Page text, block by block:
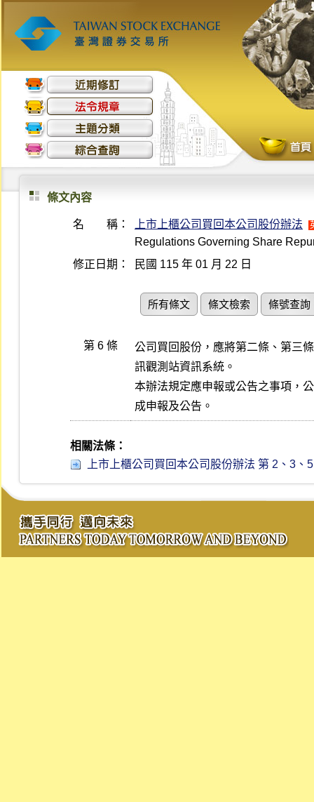
條文內容
名 稱： 上市上櫃公司買回本公司股份辦法
Regulations Governing Share
修正日期：
民國 115 年 01 月 22 日
所有條文 條文檢索 條號查詢
第 6 條
公司買回股份，應將第二條、第三
訊觀測站資訊系統。
本辦法規定應申報或公告之事項，
成申報及公告。
相關法條：
上市上櫃公司買回本公司股份辦法 第 2、3、